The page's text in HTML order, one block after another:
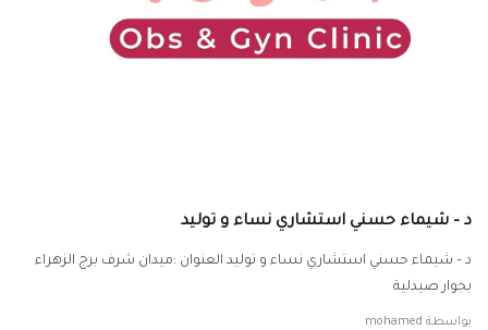
د – شيماء حسني استشاري نساء و توليد
د – شيماء حسني استشاري نساء و توليد العنوان :ميدان شرف برج الزهراء
بجوار صيدلية
بواسطة mohamed